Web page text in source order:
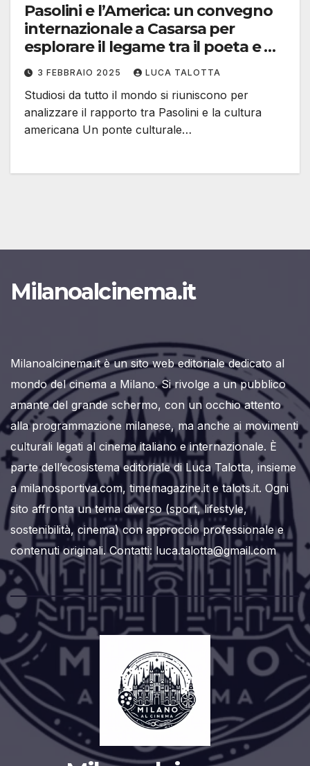
Pasolini e l’America: un convegno
internazionale a Casarsa per
esplorare il legame tra il poeta e gli
Stati Uniti
3 FEBBRAIO 2025 LUCA TALOTTA
Studiosi da tutto il mondo si riuniscono per
analizzare il rapporto tra Pasolini e la cultura
americana Un ponte culturale…
Milanoalcinema.it
Milanoalcinema.it è un sito web editoriale dedicato al
mondo del cinema a Milano. Si rivolge a un pubblico
amante del grande schermo, con un occhio attento
alla programmazione milanese, ma anche ai movimenti
culturali legati al cinema italiano e internazionale. È
parte dell’ecosistema editoriale di Luca Talotta, insieme
a milanosportiva.com, timemagazine.it e talots.it. Ogni
sito affronta un tema diverso (sport, lifestyle,
sostenibilità, cinema) con approccio professionale e
contenuti originali. Contatti: luca.talotta@gmail.com